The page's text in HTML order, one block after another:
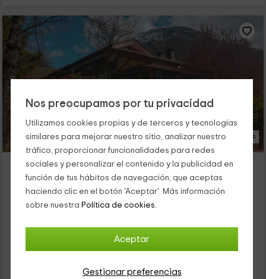
Nos preocupamos por tu privacidad
Utilizamos cookies propias y de terceros y tecnologías
similares para mejorar nuestro sitio, analizar nuestro
tráfico, proporcionar funcionalidades para redes
sociales y personalizar el contenido y la publicidad en
función de tus hábitos de navegación, que aceptas
haciendo clic en el botón 'Aceptar'. Más información
sobre nuestra Política de cookies.
Aceptar
Gestionar preferencias
23 Fotos
Hostel Grizzly Resort El Oso Pardo
Alojamiento ubicado a 4.1km de Guardo
Velilla Del Rio Carrion, Palencia
0 opiniones
3 baños
Contacto directo desde